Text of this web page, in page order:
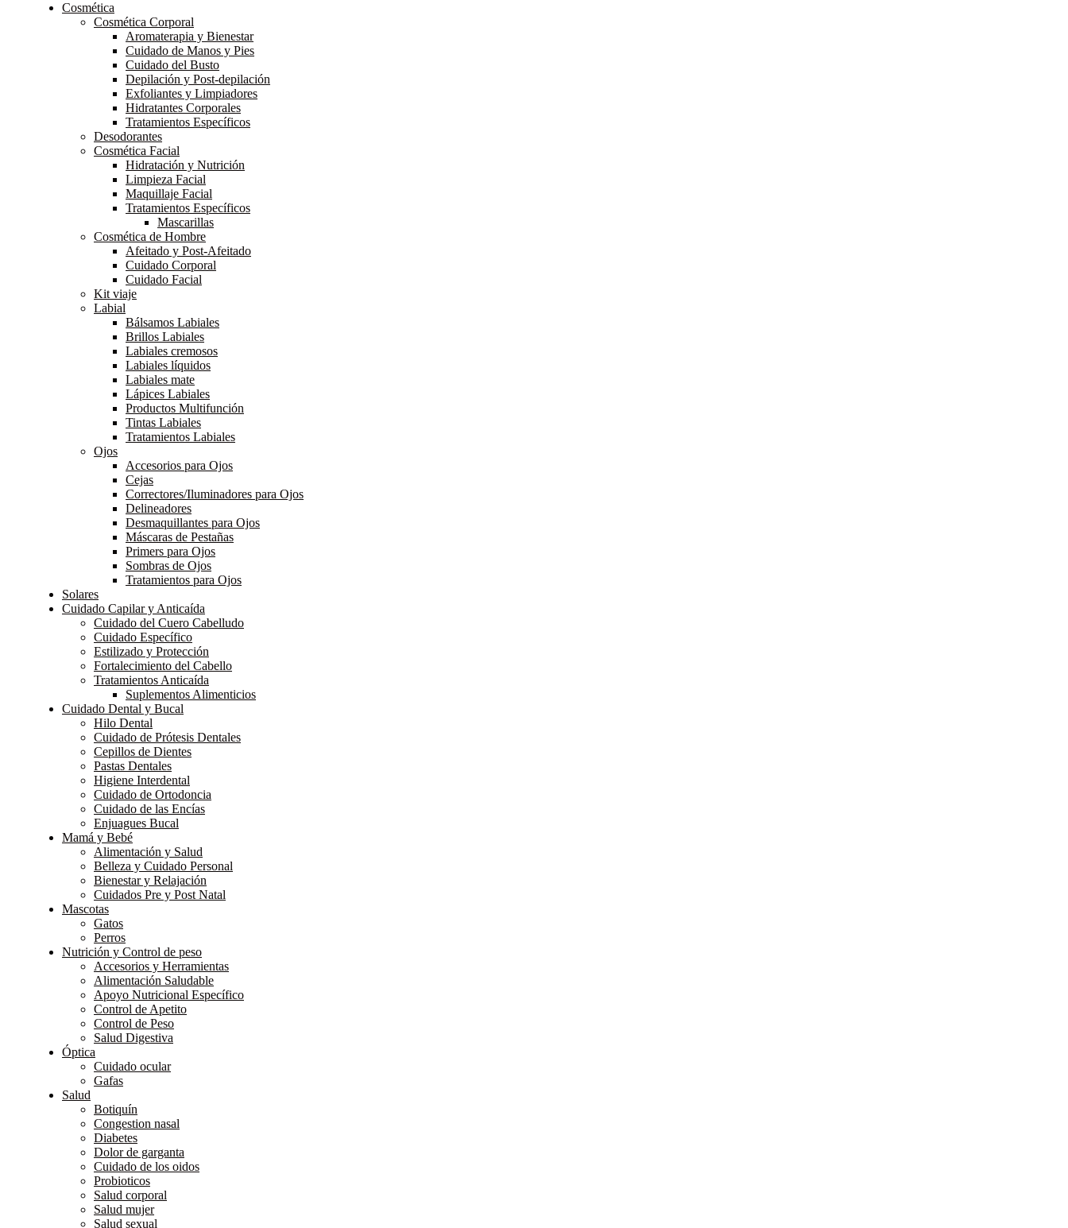
Cosmética
Cosmética Corporal
Aromaterapia y Bienestar
Cuidado de Manos y Pies
Cuidado del Busto
Depilación y Post-depilación
Exfoliantes y Limpiadores
Hidratantes Corporales
Tratamientos Específicos
Desodorantes
Cosmética Facial
Hidratación y Nutrición
Limpieza Facial
Maquillaje Facial
Tratamientos Específicos
Mascarillas
Cosmética de Hombre
Afeitado y Post-Afeitado
Cuidado Corporal
Cuidado Facial
Kit viaje
Labial
Bálsamos Labiales
Brillos Labiales
Labiales cremosos
Labiales líquidos
Labiales mate
Lápices Labiales
Productos Multifunción
Tintas Labiales
Tratamientos Labiales
Ojos
Accesorios para Ojos
Cejas
Correctores/Iluminadores para Ojos
Delineadores
Desmaquillantes para Ojos
Máscaras de Pestañas
Primers para Ojos
Sombras de Ojos
Tratamientos para Ojos
Solares
Cuidado Capilar y Anticaída
Cuidado del Cuero Cabelludo
Cuidado Específico
Estilizado y Protección
Fortalecimiento del Cabello
Tratamientos Anticaída
Suplementos Alimenticios
Cuidado Dental y Bucal
Hilo Dental
Cuidado de Prótesis Dentales
Cepillos de Dientes
Pastas Dentales
Higiene Interdental
Cuidado de Ortodoncia
Cuidado de las Encías
Enjuagues Bucal
Mamá y Bebé
Alimentación y Salud
Belleza y Cuidado Personal
Bienestar y Relajación
Cuidados Pre y Post Natal
Mascotas
Gatos
Perros
Nutrición y Control de peso
Accesorios y Herramientas
Alimentación Saludable
Apoyo Nutricional Específico
Control de Apetito
Control de Peso
Salud Digestiva
Óptica
Cuidado ocular
Gafas
Salud
Botiquín
Congestion nasal
Diabetes
Dolor de garganta
Cuidado de los oidos
Probioticos
Salud corporal
Salud mujer
Salud sexual